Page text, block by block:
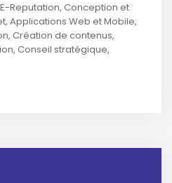
Reputation, Conception et
Applications Web et Mobile,
Création de contenus,
Conseil stratégique,